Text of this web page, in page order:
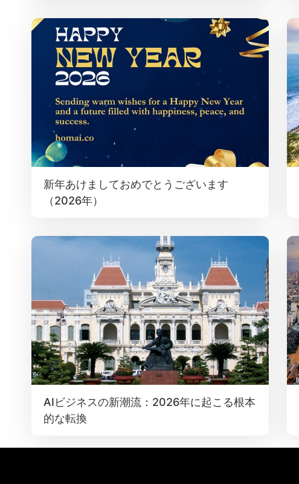
新年あけましておめでとうございます
（2026年）
AIビジネスの新潮流：2026年に起こる根本
的な転換